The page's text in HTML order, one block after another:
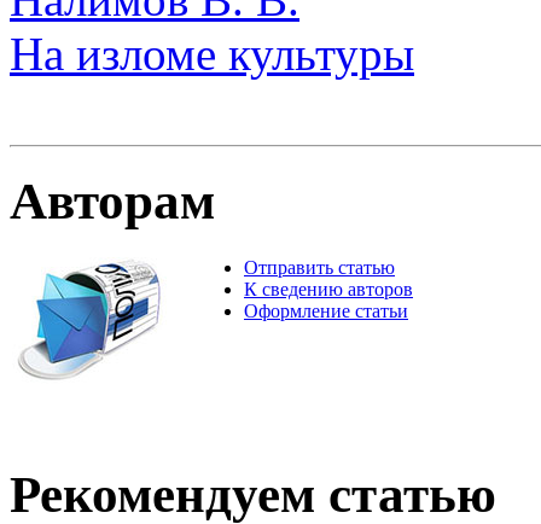
На изломе культуры
Авторам
Отправить статью
К сведению авторов
Оформление статьи
Рекомендуем статью